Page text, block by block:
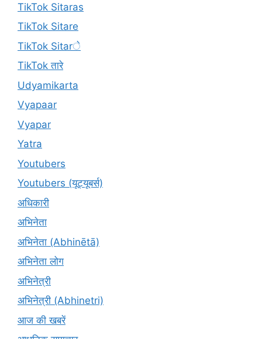
TikTok Sitaras
TikTok Sitare
TikTok Sitarे
TikTok तारे
Udyamikarta
Vyapaar
Vyapar
Yatra
Youtubers
Youtubers (यूट्यूबर्स)
अधिकारी
अभिनेता
अभिनेता (Abhinētā)
अभिनेता लोग
अभिनेत्री
अभिनेत्री (Abhinetri)
आज की खबरें